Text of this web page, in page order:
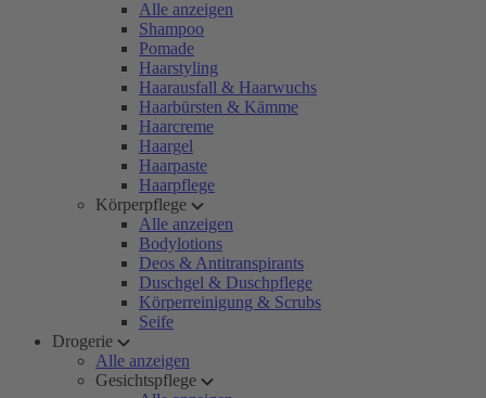
Alle anzeigen
Shampoo
Pomade
Haarstyling
Haarausfall & Haarwuchs
Haarbürsten & Kämme
Haarcreme
Haargel
Haarpaste
Haarpflege
Körperpflege
Alle anzeigen
Bodylotions
Deos & Antitranspirants
Duschgel & Duschpflege
Körperreinigung & Scrubs
Seife
Drogerie
Alle anzeigen
Gesichtspflege